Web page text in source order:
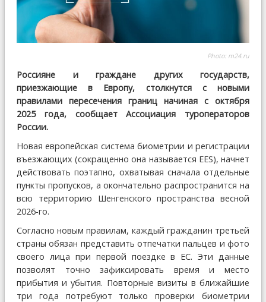
Photo: m24.ru
Россияне и граждане других государств,
приезжающие в Европу, столкнутся с новыми
правилами пересечения границ начиная с октября
2025 года, сообщает Ассоциация туроператоров
России.
Новая европейская система биометрии и регистрации
въезжающих (сокращенно она называется EES), начнет
действовать поэтапно, охватывая сначала отдельные
пункты пропусков, а окончательно распространится на
всю территорию Шенгенского пространства весной
2026-го.
Согласно новым правилам, каждый гражданин третьей
страны обязан представить отпечатки пальцев и фото
своего лица при первой поездке в ЕС. Эти данные
позволят точно зафиксировать время и место
прибытия и убытия. Повторные визиты в ближайшие
три года потребуют только проверки биометрии